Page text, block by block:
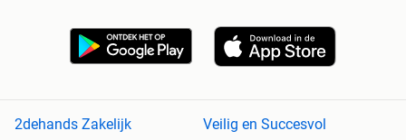
2dehands Zakelijk Veilig en Succesvol